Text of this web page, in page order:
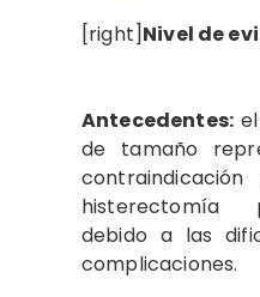
[right]Nivel de
Antecedentes:el
de tamaño
histerectomía
debido a las
complicaciones.